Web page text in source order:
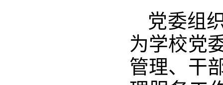
党委组
为学校党
管理、干